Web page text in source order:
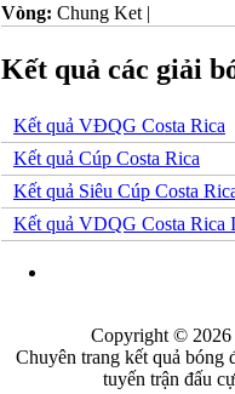
Vòng: Chung Ket |
Kết quả các giải
Kết quả VĐQG Costa Rica
Kết quả Cúp Costa Rica
Kết quả Siêu Cúp Costa
Kết quả VDQG Costa Rica
Copyright © 2026
Chuyên trang kết quả bóng
tuyến trận đấu